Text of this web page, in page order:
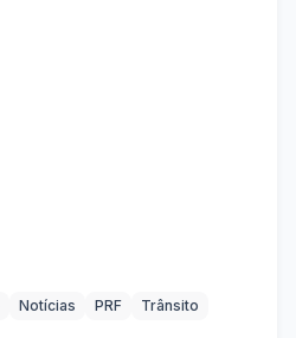
Notícias PRF Trânsito